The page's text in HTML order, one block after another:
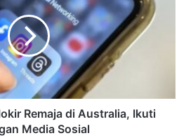
Remaja di Australia, Ikuti
Media Sosial